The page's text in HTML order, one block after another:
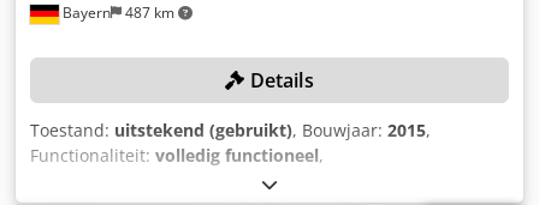
Bayern 487 km
Details
Toestand: uitstekend (gebruikt), Bouwjaar: 2015,
Functionaliteit: volledig functioneel,
10108